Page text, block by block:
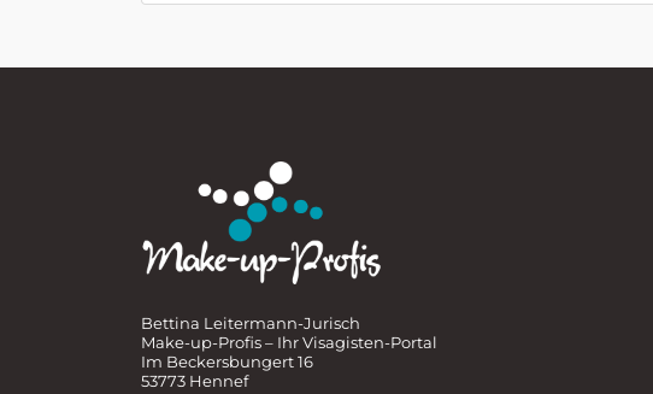
Bettina Leitermann-Jurisch
Make-up-Profis – Ihr Visagisten-Portal
Im Beckersbungert 16
53773 Hennef